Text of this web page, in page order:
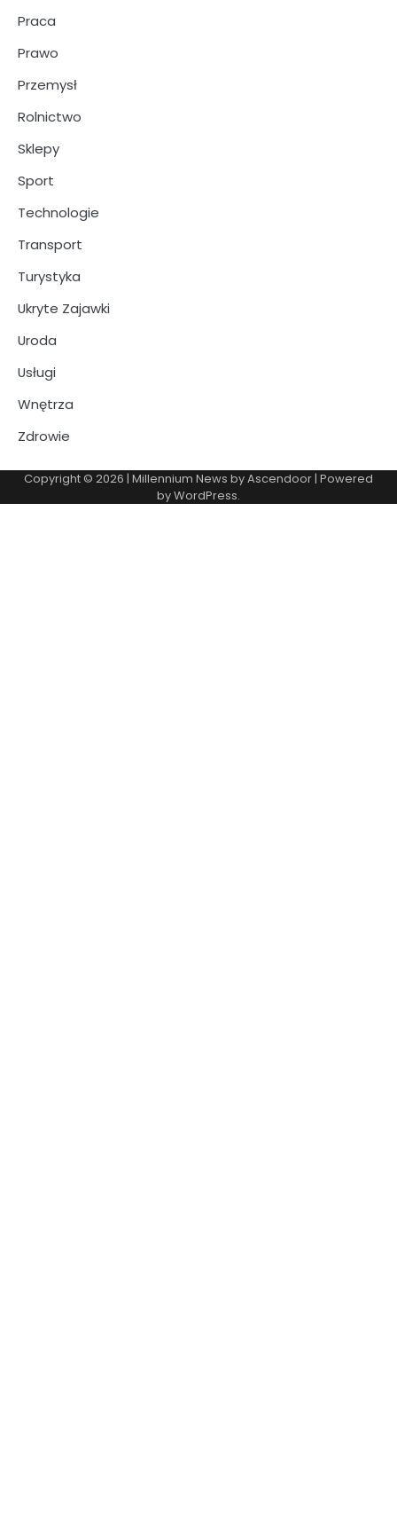
Praca
Prawo
Przemysł
Rolnictwo
Sklepy
Sport
Technologie
Transport
Turystyka
Ukryte Zajawki
Uroda
Usługi
Wnętrza
Zdrowie
Copyright © 2026 | Millennium News byAscendoor | Powered
byWordPress.